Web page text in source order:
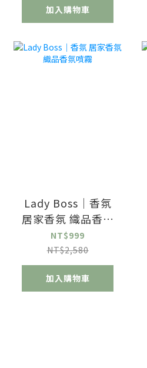
加入購物車
Lady Boss｜香氛
居家香氛 織品香氛
噴霧
NT$999
NT$2,580
加入購物車